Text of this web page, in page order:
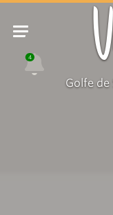
4
Golfe